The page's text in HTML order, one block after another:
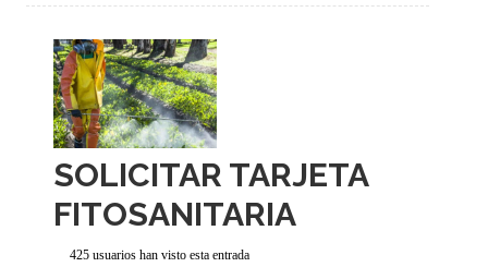
SOLICITAR TARJETA
FITOSANITARIA
425 usuarios han visto esta entrada